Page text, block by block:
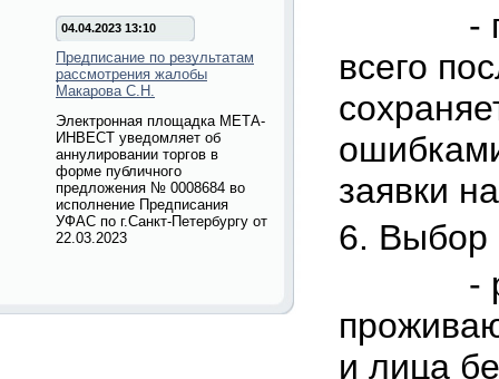
04.04.2023 13:10
Предписание по результатам
рассмотрения жалобы
Макарова С.Н.
Электронная площадка МЕТА-
ИНВЕСТ уведомляет об
аннулировании торгов в
форме публичного
предложения № 0008684 во
исполнение Предписания
УФАС по г.Санкт-Петербургу от
22.03.2023
- при
всего
заявки
6. Выбор
-
и лица